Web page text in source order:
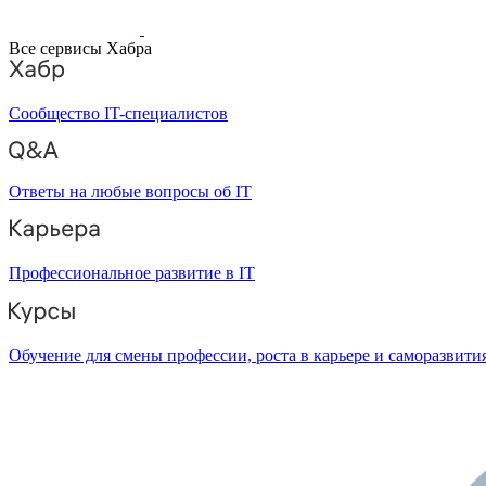
Все сервисы Хабра
Сообщество IT-специалистов
Ответы на любые вопросы об IT
Профессиональное развитие в IT
Обучение для смены профессии, роста в карьере и